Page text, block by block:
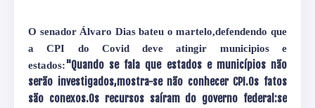
O senador Álvaro Dias bateu o martelo,defendendo que
a CPI do Covid deve atingir municipios e
estados:"Quando se fala que estados e municípios não
serão investigados,mostra-se não conhecer CPI.Os fatos
são conexos.Os recursos saíram do governo federal:se